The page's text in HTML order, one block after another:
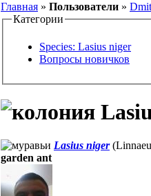
Главная » Пользователи »
Категории
Species: Lasius niger
Вопросы новичков
Lasius niger
garden ant